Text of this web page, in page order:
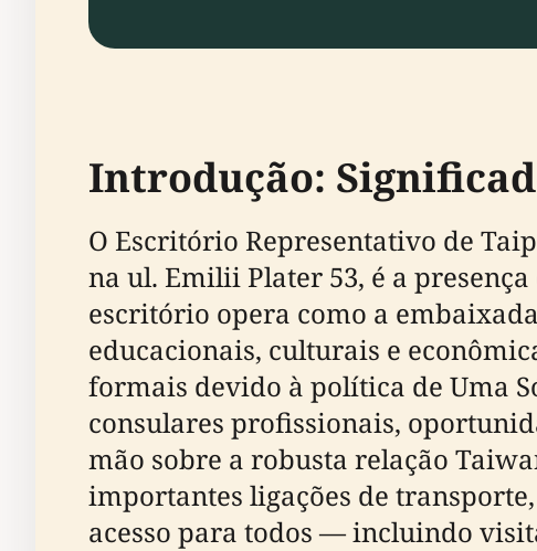
Introdução:
O Escritório Representativo de
na ul. Emilii Plater 53, é a
escritório opera como a
educacionais, culturais e
formais devido à política de Uma
consulares profissionais,
mão sobre a robusta relação
importantes ligações de
acesso para todos — incluindo